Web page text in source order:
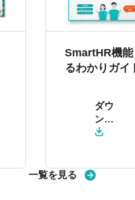
SmartHR機
るわかりガイ
ダウ
ン
ロー
一覧を見る